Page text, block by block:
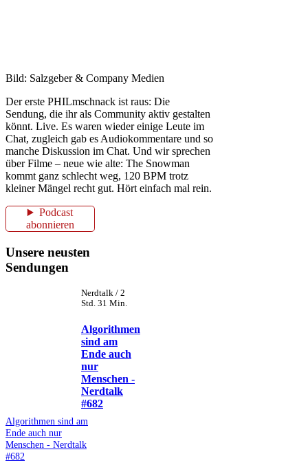
Bild: Salzgeber & Company Medien
Der erste PHILmschnack ist raus: Die
Sendung, die ihr als Community aktiv gestalten
könnt. Live. Es waren wieder einige Leute im
Chat, zugleich gab es Audiokommentare und so
manche Diskussion im Chat. Und wir sprechen
über Filme – neue wie alte: The Snowman
kommt ganz schlecht weg, 120 BPM trotz
kleiner Mängel recht gut. Hört einfach mal rein.
Podcast
abonnieren
Unsere neusten
Sendungen
Nerdtalk / 2
Std. 31 Min.
Algorithmen
sind am
Ende auch
nur
Menschen -
Nerdtalk
#682
Algorithmen sind am
Ende auch nur
Menschen - Nerdtalk
#682